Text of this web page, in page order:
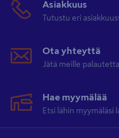
lämpökäsiteltyjä
maan! Hanki tarvikkeet ja
Valikoimastamme löytyy
komposiitti terassilautoja.
terassilaskuriamenekin
kuljetettuna!
Asiakkuus
Tutustu eri
Ota yhteyttä
Jätä meille
Hae myymälää
Etsi lähin myymäläsi